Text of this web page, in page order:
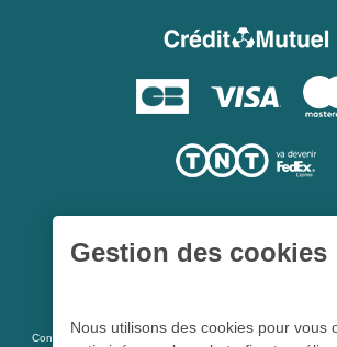
Conformément aux articles L 5213-3 du code de la santé
Gestion des cookies
Nous utilisons des cookies pour vous